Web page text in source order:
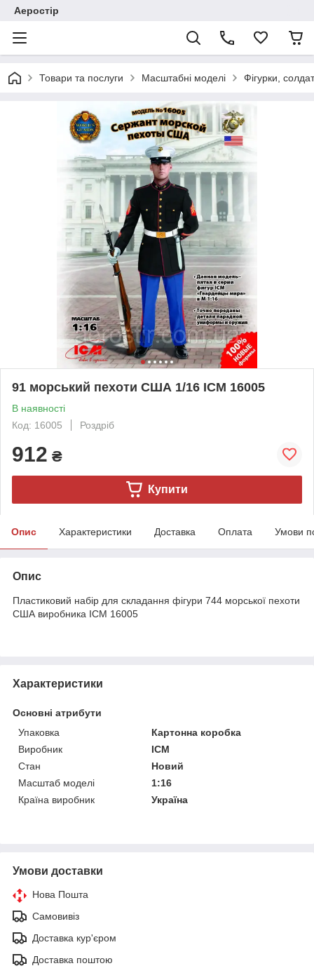
Аеростір
Товари та послуги Масштабні моделі Фігурки,
91 морський пехоти США 1/16 ICM 16005
В наявності
Код: 16005
Роздріб
912 ₴
Купити
Опис Характеристики Доставка Оплата Умови
Опис
Пластиковий набір для складання фігури 744 морської пехоти
США виробника ICM 16005
Характеристики
Основні атрибути
Упаковка
Картонна коробка
Виробник
ICM
Стан
Новий
Масштаб моделі
1:16
Країна виробник
Україна
Умови доставки
Нова Пошта
Самовивіз
Доставка кур'єром
Доставка поштою